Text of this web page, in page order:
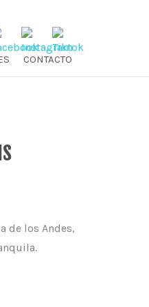
CONTACTO
de los Andes,